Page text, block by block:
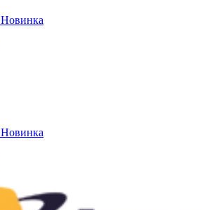
Новинка
Новинка